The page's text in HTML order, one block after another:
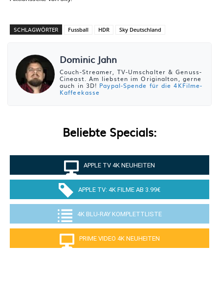
SCHLAGWÖRTER Fussball HDR Sky Deutschland
Dominic Jahn
Couch-Streamer, TV-Umschalter & Genuss-
Cineast. Am liebsten im Originalton, gerne
auch in 3D! Paypal-Spende für die 4KFilme-
Kaffeekasse
Beliebte Specials:
APPLE TV 4K NEUHEITEN
APPLE TV: 4K FILME AB 3.99€
4K BLU-RAY KOMPLETTLISTE
PRIME VIDEO 4K NEUHEITEN